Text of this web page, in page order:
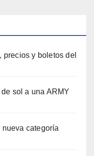
precios y boletos del
sol a una ARMY
categoría